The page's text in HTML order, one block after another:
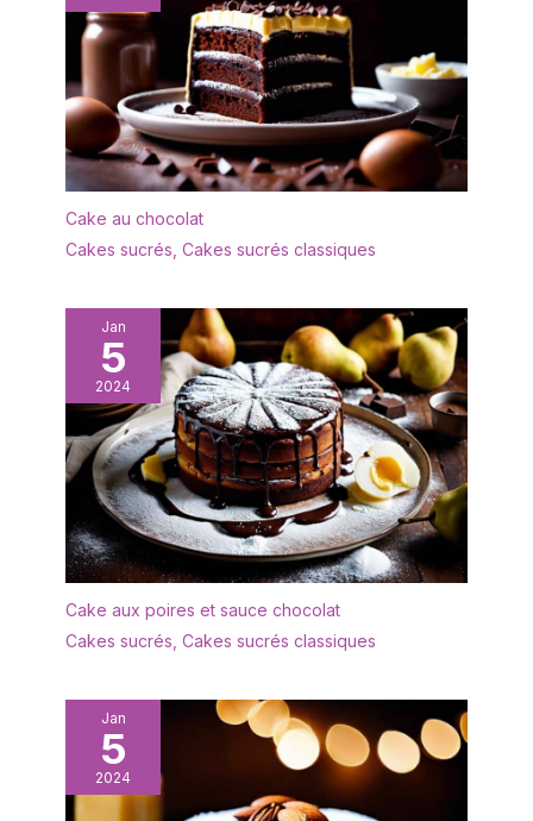
Cake au chocolat
Cakes sucrés Cakes sucrés classiques
Jan
5
2024
Cake aux poires et sauce chocolat
Cakes sucrés Cakes sucrés classiques
Jan
5
2024